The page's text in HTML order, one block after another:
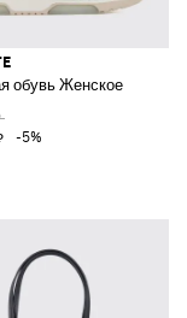
обувь Женское
-5%